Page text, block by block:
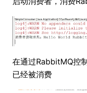
在通过RabbitMQ控
已经被消费